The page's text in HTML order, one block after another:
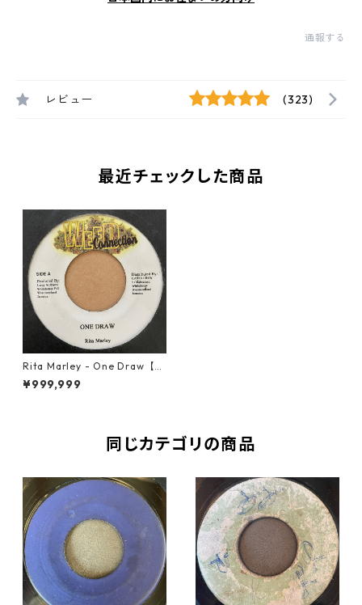
通報する
レビュー (323)
最近チェックした商品
Rita Marley - One Draw【7-
21166】
¥999,999
同じカテゴリの商品